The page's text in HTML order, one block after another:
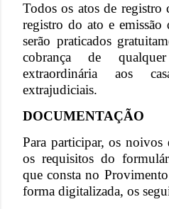
Todos os atos de
registro do ato e emissão
serão praticados
cobrança de
extraordinária aos
extrajudiciais.
DOCUMENTAÇÃO
Para participar, os noivos
os requisitos do
que consta no
forma digitalizada, os